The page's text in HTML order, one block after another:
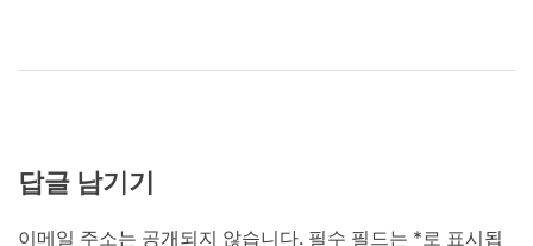
답글 남기기
이메일 주소는 공개되지 않습니다. 필수 필드는 *로 표시됩